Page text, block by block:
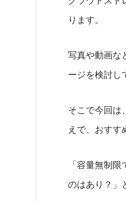
ります。
写真や動画な
ージを検討し
そこで今回は
えで、おすす
「容量無制
のはあり？」